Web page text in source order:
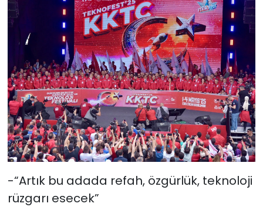
-“Artık bu adada refah, özgürlük, teknoloji
rüzgarı esecek”